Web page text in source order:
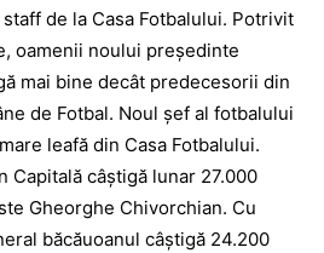
de la Casa Fotbalului. Potrivit
oamenii noului preşedinte
mai bine decât predecesorii din
de Fotbal. Noul şef al fotbalului
leafă din Casa Fotbalului.
Capitală câştigă lunar 27.000
Gheorghe Chivorchian. Cu
băcăuoanul câştigă 24.200